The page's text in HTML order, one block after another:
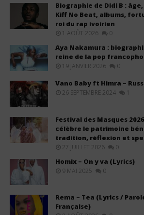
Biographie de Didi B :
Kiff No Beat, albums,
roi du rap ivoirien
1 AOÛT 2026 0
Aya Nakamura :
reine de la pop
19 JANVIER 2026 0
Vano Baby ft Himra –
26 SEPTEMBRE 2024 1
Festival des Masques
célèbre le patrimoine
tradition, réflexion et
27 JUILLET 2026 0
Homix – On y va (Lyrics)
9 MAI 2025 0
Rema – Tea (Lyrics /
Française)